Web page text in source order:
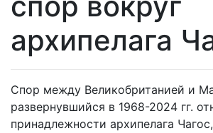
архипелага
Спор между Великобританией и
развернувшийся в 1968-2024 гг.
принадлежности архипелага